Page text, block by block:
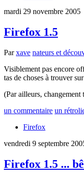
mardi 29 novembre 2005
Firefox 1.5
Parxave nateurs et
Visiblement pas encore
tas de choses à trouver
(Par ailleurs, changement
un commentaire un
Firefox
vendredi 9 septembre
Firefox 1.5 ...